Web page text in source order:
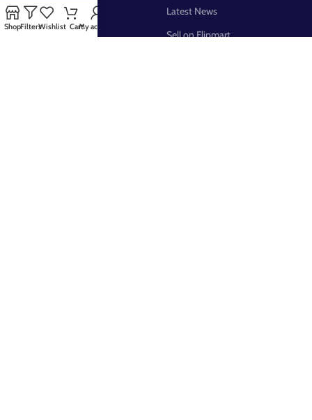
Pinterest
FB Group
Latest News
Sell on Flipmart
ShopFiltersWishlist CartMy account